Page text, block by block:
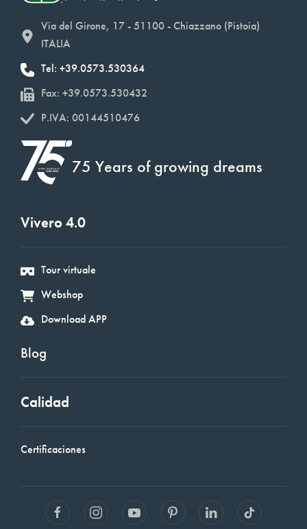
Via del Girone, 17 - 51100 - Chiazzano (Pistoia)
ITALIA
Tel: +39.0573.530364
Fax: +39.0573.530432
P.IVA: 00144510476
75 Years of growing dreams
Vivero 4.0
Tour virtuale
Webshop
Download APP
Blog
Calidad
Certificaciones